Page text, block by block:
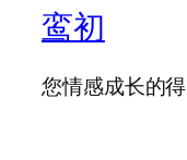
鸾初
您情感成长的